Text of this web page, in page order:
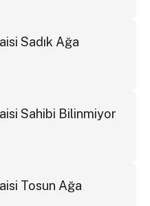
Sadık Ağa
Sahibi Bilinmiyor
Tosun Ağa